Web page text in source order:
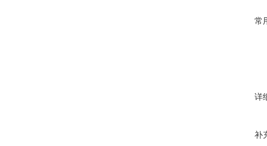
常
详
补